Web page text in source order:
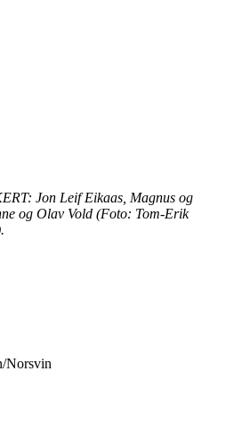
Jon Leif Eikaas, Magnus og
og Olav Vold (Foto: Tom-Erik
Norsvin